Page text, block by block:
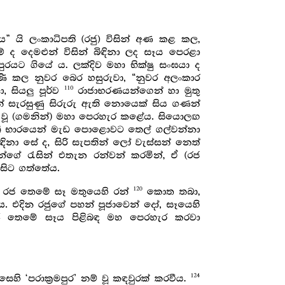
යි ලංකාධිපති (රජු) විසින් අණ කළ කල,
ද දෙමළුන් විසින් බිඳිනා ලද සෑය පෙරළා
ගියේ ය. ලක්දිව මහා භික්ෂු සංඝයා ද
නුවර බෙර හසුරුවා, “නුවර අලංකාර
සියලු පූර්ව 110රාජාභරණයන්ගෙන් හා මුතු
සැරසුණු සිරුරු ඇති නොයෙක් සිය ගණන්
මහා පෙරහැර කළේය. සියොලඟ
භාරයෙන් මැඩ පොළොවට තෙල් ගල්වන්නා
සේ ද, සිරි සැපතින් ලෝ වැස්සන් නෙත්
රැසින් එතැන රන්වන් කරමින්, ඒ (රජ
ගත්තේය.
තෙමේ සෑ මතුයෙහි රන් 120
කොත තබා,
එදින රජුගේ පහන් පූජාවෙන් දෝ, සෑයෙහි
තෙමේ සෑය පිළිබඳ මහ පෙරහැර කරවා
‘පරාක්‍රමපුර’ නම් වූ කඳවුරක් කරවීය. 124